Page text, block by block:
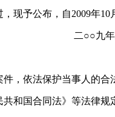
现予公布，自2009年10
五月十
依法保护当事人的合
和国合同法》等法律规